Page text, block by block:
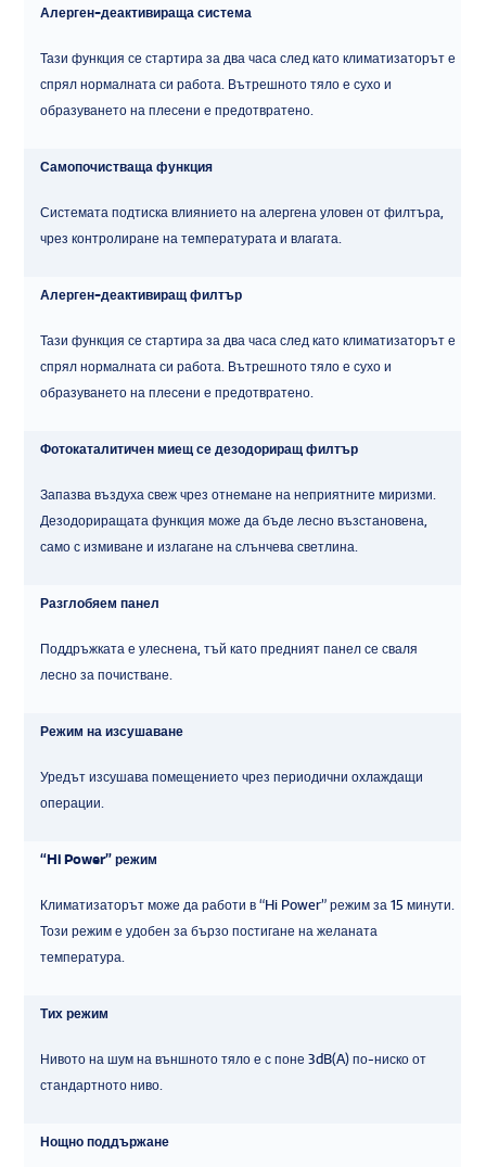
Алерген-деактивираща система
Тази функция се стартира за два часа след като климатизаторът е
спрял нормалната си работа. Вътрешното тяло е сухо и
образуването на плесени е предотвратено.
Самопочистваща функция
Системата подтиска влиянието на алергена уловен от филтъра,
чрез контролиране на температурата и влагата.
Алерген-деактивиращ филтър
Тази функция се стартира за два часа след като климатизаторът е
спрял нормалната си работа. Вътрешното тяло е сухо и
образуването на плесени е предотвратено.
Фотокаталитичен миещ се дезодориращ филтър
Запазва въздуха свеж чрез отнемане на неприятните миризми.
Дезодориращата функция може да бъде лесно възстановена,
само с измиване и излагане на слънчева светлина.
Разглобяем панел
Поддръжката е улеснена, тъй като предният панел се сваля
лесно за почистване.
Режим на изсушаване
Уредът изсушава помещението чрез периодични охлаждащи
операции.
“Hi Power” режим
Климатизаторът може да работи в “Hi Power” режим за 15 минути.
Този режим е удобен за бързо постигане на желаната
температура.
Тих режим
Нивото на шум на външното тяло е с поне 3dB(A) по-ниско от
стандартното ниво.
Нощно поддържане